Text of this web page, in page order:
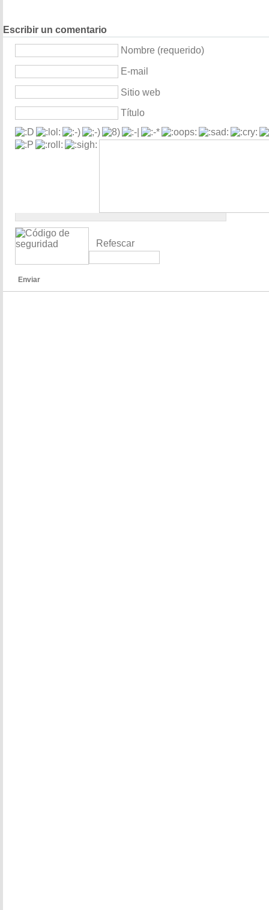
Escribir un comentario
Nombre (requerido)
E-mail
Sitio web
Título
Refescar
Enviar